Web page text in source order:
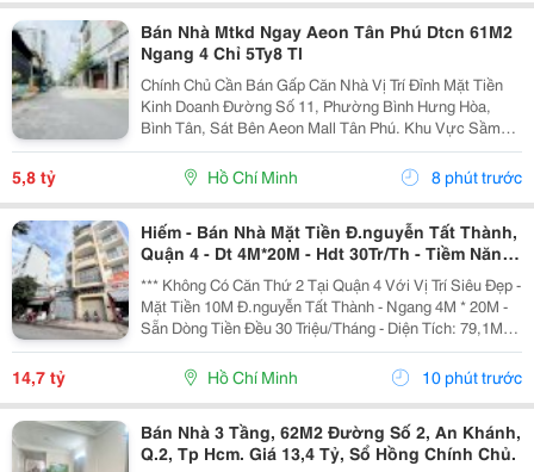
Bán Nhà Mtkd Ngay Aeon Tân Phú Dtcn 61M2
Ngang 4 Chỉ 5Ty8 Tl
Chính Chủ Cần Bán Gấp Căn Nhà Vị Trí Đỉnh Mặt Tiền
Kinh Doanh Đường Số 11, Phường Bình Hưng Hòa,
Bình Tân, Sát Bên Aeon Mall Tân Phú. Khu Vực Sầm
Uất, Buôn Bán Nhộn Nhịp, Tiện Di Chuyển Ra Lê Trọng
Tấn, Quốc Lộ 1A. - Thông Số Vàng: Chiều Ngang 4M
5,8 tỷ Hồ Chí Minh 8 phút trước
Hiếm - Bán Nhà Mặt Tiền Đ.nguyễn Tất Thành,
Quận 4 - Dt 4M*20M - Hdt 30Tr/Th - Tiềm Năng
Tương Lai Giá Trị Cảng Nguyễn Tất Thành
Phát Triển
*** Không Có Căn Thứ 2 Tại Quận 4 Với Vị Trí Siêu Đẹp -
Mặt Tiền 10M Đ.nguyễn Tất Thành - Ngang 4M * 20M -
Sẵn Dòng Tiền Đều 30 Triệu/Tháng - Diện Tích: 79,1M2.
- Kết Cấu: 4 Tầng. - Đang Cho Thuê Khoán Chdv:
30Tr/Th. - Vị Trí Siêu Hiếm Bán Ngay...
14,7 tỷ Hồ Chí Minh 10 phút trước
Bán Nhà 3 Tầng, 62M2 Đường Số 2, An Khánh,
Q.2, Tp Hcm. Giá 13,4 Tỷ, Sổ Hồng Chính Chủ.